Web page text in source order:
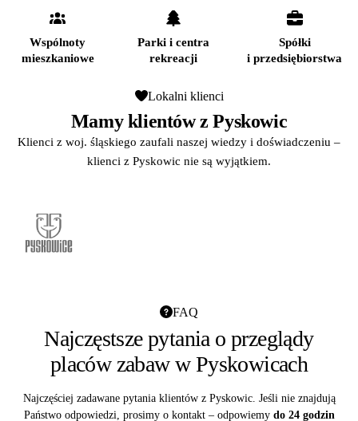
Wspólnoty
mieszkaniowe
Parki i centra
rekreacji
Spółki
i przedsiębiorstwa
Lokalni klienci
Mamy klientów z Pyskowic
Klienci z woj. śląskiego zaufali naszej wiedzy i doświadczeniu –
klienci z Pyskowic nie są wyjątkiem.
FAQ
Najczęstsze pytania o przeglądy
placów zabaw w Pyskowicach
Najczęściej zadawane pytania klientów z Pyskowic. Jeśli nie znajdują
Państwo odpowiedzi, prosimy o kontakt – odpowiemy do 24 godzin